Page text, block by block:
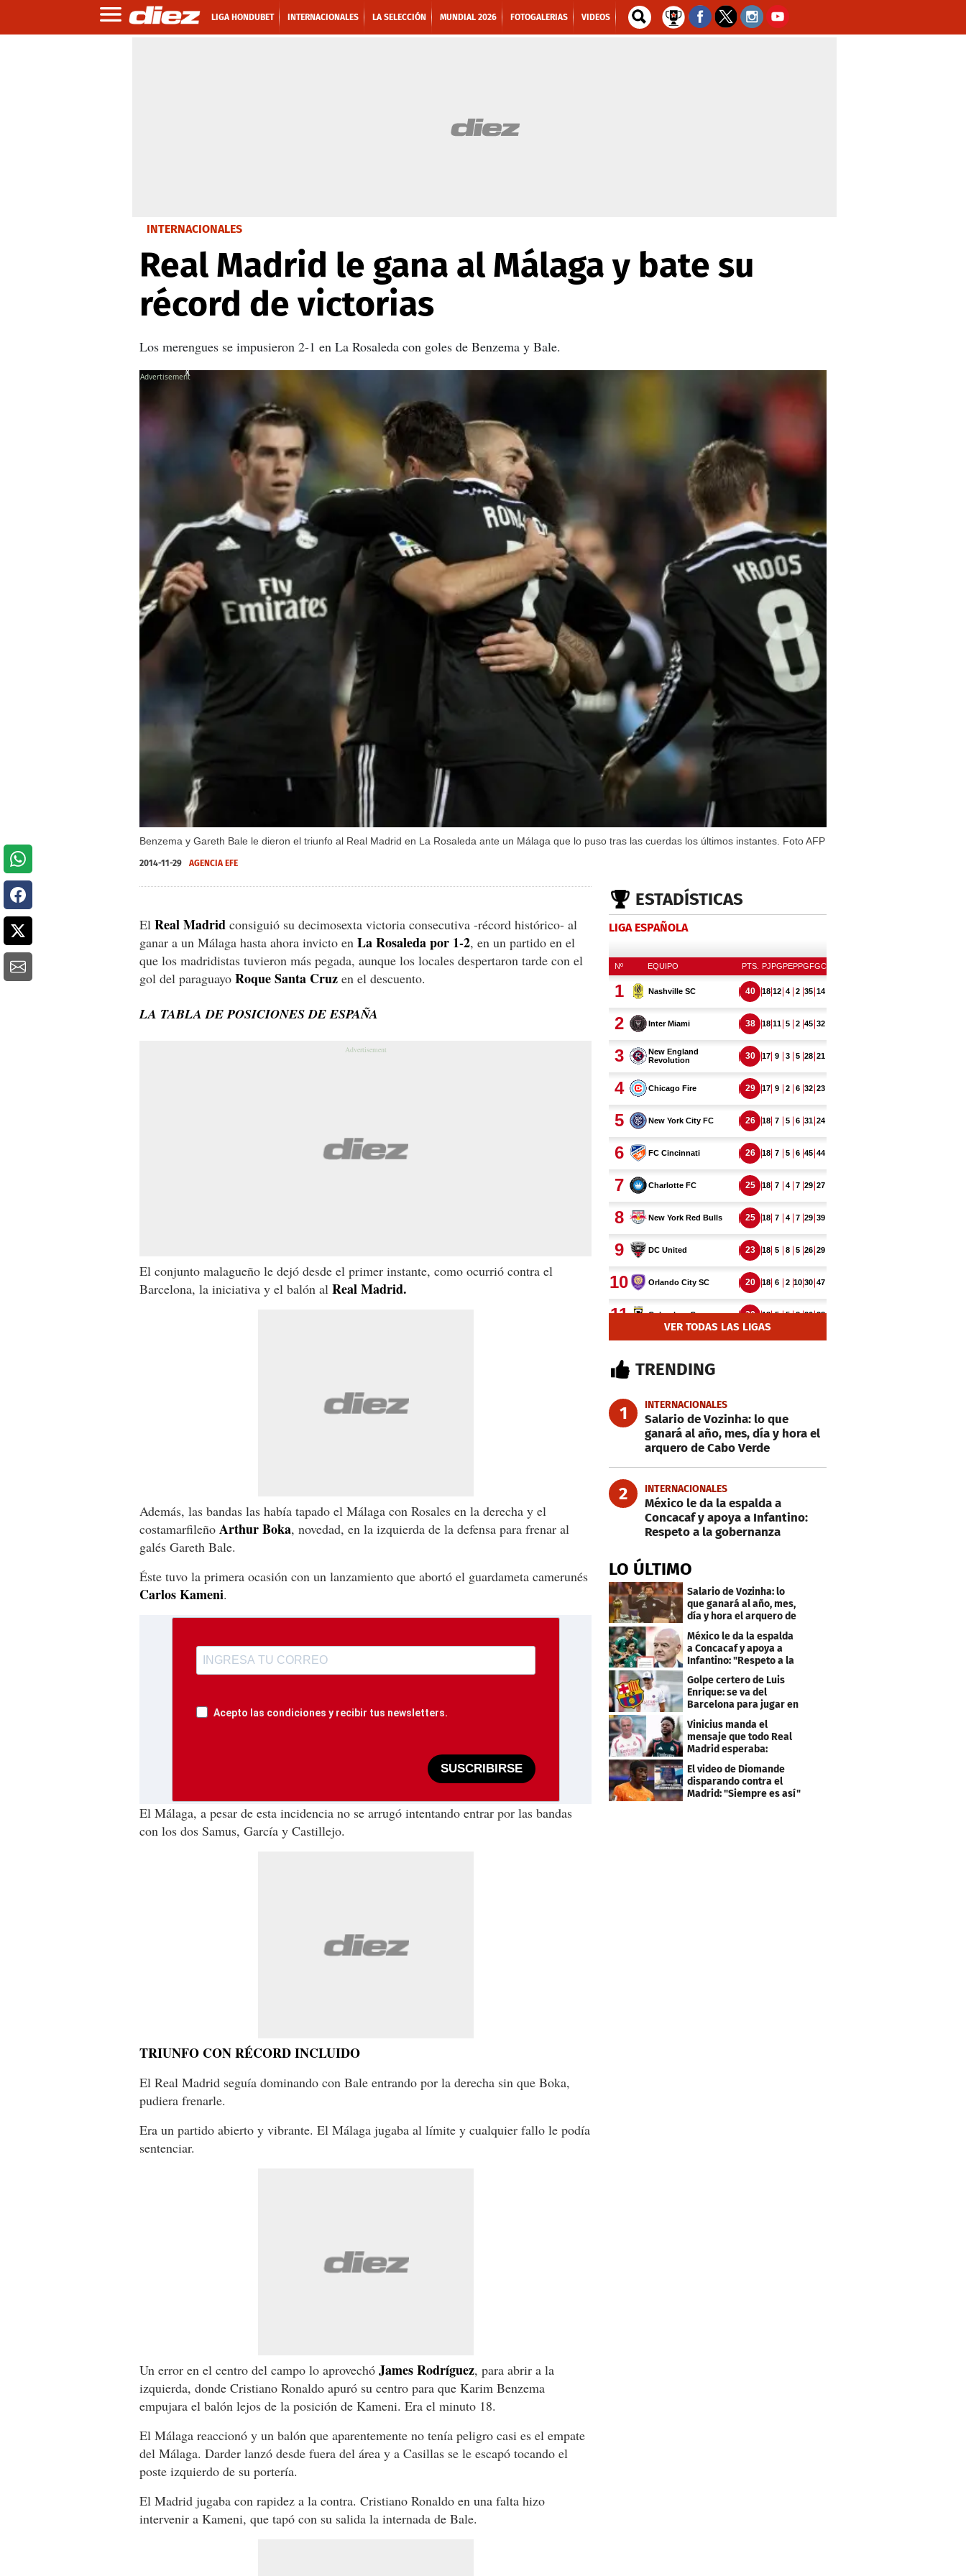
LIGA HONDUBET INTERNACIONALES LA SELECCIÓN MUNDIAL 2026 FOTOGALERIAS VIDEOS
INTERNACIONALES
Real Madrid le gana al Málaga y bate su
récord de victorias
Los merengues se impusieron 2-1 en La Rosaleda con goles de Benzema y Bale.
Benzema y Gareth Bale le dieron el triunfo al Real Madrid en La Rosaleda ante un Málaga que lo puso tras las cuerdas los últimos instantes. Foto AFP
X
2014-11-29 AGENCIA EFE
El Real Madrid consiguió su decimosexta victoria consecutiva -récord histórico- al
ganar a un Málaga hasta ahora invicto en La Rosaleda por 1-2, en un partido en el
que los madridistas tuvieron más pegada, aunque los locales despertaron tarde con el
gol del paraguayo Roque Santa Cruz en el descuento.
LA TABLA DE POSICIONES DE ESPAÑA
El conjunto malagueño le dejó desde el primer instante, como ocurrió contra el
Barcelona, la iniciativa y el balón al Real Madrid.
Además, las bandas las había tapado el Málaga con Rosales en la derecha y el
costamarfileño Arthur Boka, novedad, en la izquierda de la defensa para frenar al
galés Gareth Bale.
Éste tuvo la primera ocasión con un lanzamiento que abortó el guardameta camerunés
Carlos Kameni.
Acepto las condiciones y recibir tus newsletters.
SUSCRIBIRSE
El Málaga, a pesar de esta incidencia no se arrugó intentando entrar por las bandas
con los dos Samus, García y Castillejo.
TRIUNFO CON RÉCORD INCLUIDO
El Real Madrid seguía dominando con Bale entrando por la derecha sin que Boka,
pudiera frenarle.
Era un partido abierto y vibrante. El Málaga jugaba al límite y cualquier fallo le podía
sentenciar.
Un error en el centro del campo lo aprovechó James Rodríguez, para abrir a la
izquierda, donde Cristiano Ronaldo apuró su centro para que Karim Benzema
empujara el balón lejos de la posición de Kameni. Era el minuto 18.
El Málaga reaccionó y un balón que aparentemente no tenía peligro casi es el empate
del Málaga. Darder lanzó desde fuera del área y a Casillas se le escapó tocando el
poste izquierdo de su portería.
El Madrid jugaba con rapidez a la contra. Cristiano Ronaldo en una falta hizo
intervenir a Kameni, que tapó con su salida la internada de Bale.
ESTADÍSTICAS
LIGA ESPAÑOLA
VER TODAS LAS LIGAS
TRENDING
1 INTERNACIONALES
Salario de Vozinha: lo que
ganará al año, mes, día y hora el
arquero de Cabo Verde
2 INTERNACIONALES
México le da la espalda a
Concacaf y apoya a Infantino:
Respeto a la gobernanza
LO ÚLTIMO
Salario de Vozinha: lo
que ganará al año, mes,
día y hora el arquero de
Cabo Verde
México le da la espalda
a Concacaf y apoya a
Infantino: "Respeto a la
gobernanza"
Golpe certero de Luis
Enrique: se va del
Barcelona para jugar en
el PSG
Vinicius manda el
mensaje que todo Real
Madrid esperaba:
"Mourinho..."
El video de Diomande
disparando contra el
Madrid: "Siempre es así"